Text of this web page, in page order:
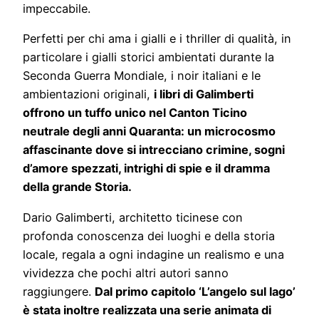
impeccabile.
Perfetti per chi ama i gialli e i thriller di qualità, in
particolare i gialli storici ambientati durante la
Seconda Guerra Mondiale, i noir italiani e le
ambientazioni originali, i libri di Galimberti
offrono un tuffo unico nel Canton Ticino
neutrale degli anni Quaranta: un microcosmo
affascinante dove si intrecciano crimine, sogni
d’amore spezzati, intrighi di spie e il dramma
della grande Storia.
Dario Galimberti, architetto ticinese con
profonda conoscenza dei luoghi e della storia
locale, regala a ogni indagine un realismo e una
vividezza che pochi altri autori sanno
raggiungere. Dal primo capitolo ‘L’angelo sul lago’
è stata inoltre realizzata una serie animata di